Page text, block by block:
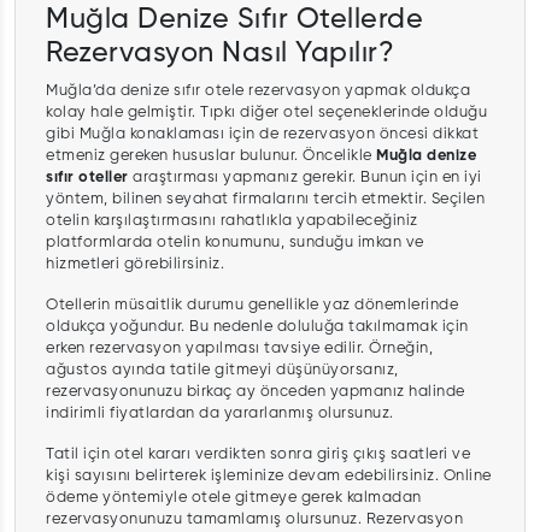
Muğla Denize Sıfır Otellerde
Rezervasyon Nasıl Yapılır?
Muğla’da denize sıfır otele rezervasyon yapmak oldukça
kolay hale gelmiştir. Tıpkı diğer otel seçeneklerinde olduğu
gibi Muğla konaklaması için de rezervasyon öncesi dikkat
etmeniz gereken hususlar bulunur. Öncelikle Muğla denize
sıfır oteller araştırması yapmanız gerekir. Bunun için en iyi
yöntem, bilinen seyahat firmalarını tercih etmektir. Seçilen
otelin karşılaştırmasını rahatlıkla yapabileceğiniz
platformlarda otelin konumunu, sunduğu imkan ve
hizmetleri görebilirsiniz.
Otellerin müsaitlik durumu genellikle yaz dönemlerinde
oldukça yoğundur. Bu nedenle doluluğa takılmamak için
erken rezervasyon yapılması tavsiye edilir. Örneğin,
ağustos ayında tatile gitmeyi düşünüyorsanız,
rezervasyonunuzu birkaç ay önceden yapmanız halinde
indirimli fiyatlardan da yararlanmış olursunuz.
Tatil için otel kararı verdikten sonra giriş çıkış saatleri ve
kişi sayısını belirterek işleminize devam edebilirsiniz. Online
ödeme yöntemiyle otele gitmeye gerek kalmadan
rezervasyonunuzu tamamlamış olursunuz. Rezervasyon